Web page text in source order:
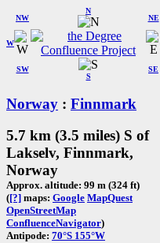
W
NW
N
NE
SW
S
SE
Norway : Finnmark
5.7 km (3.5 miles) S of
Lakselv, Finnmark,
Norway
Approx. altitude: 99 m (324 ft)
([?] maps: Google MapQuest
OpenStreetMap
ConfluenceNavigator)
Antipode: 70°S 155°W